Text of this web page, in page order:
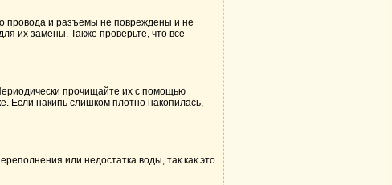
провода и разъемы не повреждены и не
их замены. Также проверьте, что все
прочищайте их с помощью
Если накипь слишком плотно накопилась,
или недостатка воды, так как это